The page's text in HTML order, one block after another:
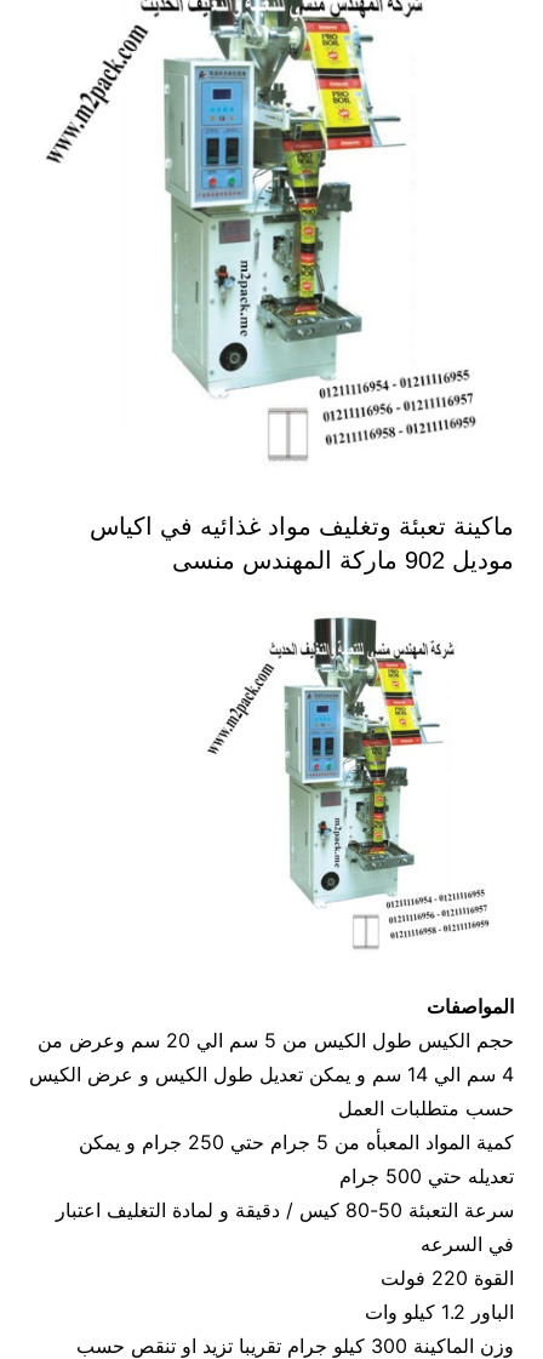
ماكينة تعبئة وتغليف مواد غذائيه في اكياس
موديل 902 ماركة المهندس منسى
المواصفات
حجم الكيس طول الكيس من 5 سم الي 20 سم وعرض من
4 سم الي 14 سم و يمكن تعديل طول الكيس و عرض الكيس
حسب متطلبات العمل
كمية المواد المعبأه من 5 جرام حتي 250 جرام و يمكن
تعديله حتي 500 جرام
سرعة التعبئة 50-80 كيس / دقيقة و لمادة التغليف اعتبار
في السرعه
القوة 220 فولت
الباور 1.2 كيلو وات
وزن الماكينة 300 كيلو جرام تقريبا تزيد او تنقص حسب